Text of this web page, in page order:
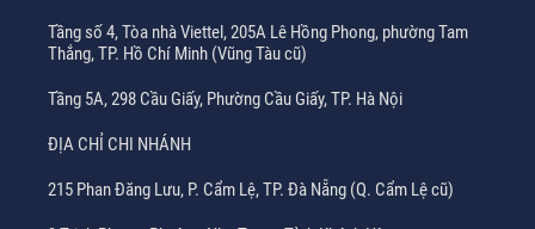
Tầng số 4, Tòa nhà Viettel, 205A Lê Hồng Phong, phường Tam
Thắng, TP. Hồ Chí Minh (Vũng Tàu cũ)
Tầng 5A, 298 Cầu Giấy, Phường Cầu Giấy, TP. Hà Nội
ĐỊA CHỈ CHI NHÁNH
215 Phan Đăng Lưu, P. Cẩm Lệ, TP. Đà Nẵng (Q. Cẩm Lệ cũ)